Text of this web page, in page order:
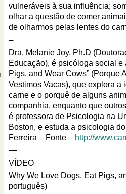
vulneráveis à sua influência;
olhar a questão de comer
de olharmos pelas lentes do
–
Dra. Melanie Joy, Ph.D
Educação), é psicóloga social e
Pigs, and Wear Cows” (Porque
Vestimos Vacas), que explora
carne e o porquê de alguns
companhia, enquanto que
é professora de Psicologia na
Boston, e estuda a psicologia
Ferreira – Fonte – http://
—
VÍDEO
Why We Love Dogs, Eat Pigs,
português)